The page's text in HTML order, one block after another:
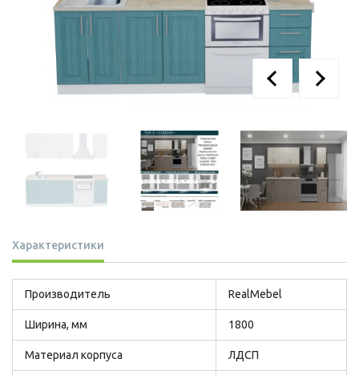
Характеристики
Производитель RealMebel
Ширина, мм 1800
Материал корпуса ЛДСП